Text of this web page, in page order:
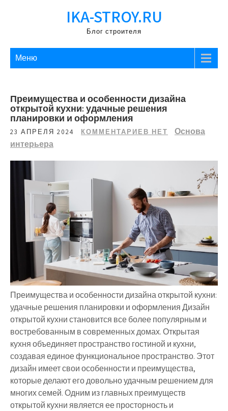
IKA-STROY.RU
Блог строителя
Меню
Преимущества и особенности дизайна
открытой кухни: удачные решения
планировки и оформления
23 АПРЕЛЯ 2024 КОММЕНТАРИЕВ НЕТ
Основа
интерьера
Преимущества и особенности дизайна открытой кухни:
удачные решения планировки и оформления Дизайн
открытой кухни становится все более популярным и
востребованным в современных домах. Открытая
кухня объединяет пространство гостиной и кухни,
создавая единое функциональное пространство. Этот
дизайн имеет свои особенности и преимущества,
которые делают его довольно удачным решением для
многих семей. Одним из главных преимуществ
открытой кухни является ее просторность и